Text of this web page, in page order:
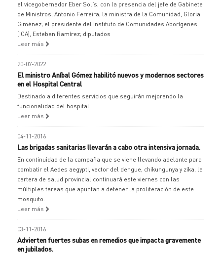
el vicegobernador Eber Solís, con la presencia del jefe de Gabinete
de Ministros, Antonio Ferreira; la ministra de la Comunidad, Gloria
Giménez; el presidente del Instituto de Comunidades Aborígenes
(ICA), Esteban Ramírez; diputados
Leer más
20-07-2022
El ministro Aníbal Gómez habilitó nuevos y modernos sectores
en el Hospital Central
Destinado a diferentes servicios que seguirán mejorando la
funcionalidad del hospital.
Leer más
04-11-2016
Las brigadas sanitarias llevarán a cabo otra intensiva jornada.
En continuidad de la campaña que se viene llevando adelante para
combatir el Aedes aegypti, vector del dengue, chikungunya y zika, la
cartera de salud provincial continuará este viernes con las
múltiples tareas que apuntan a detener la proliferación de este
mosquito.
Leer más
03-11-2016
Advierten fuertes subas en remedios que impacta gravemente
en jubilados.